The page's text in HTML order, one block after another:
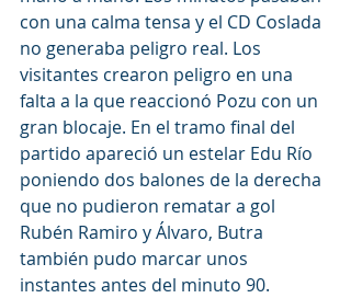
con una calma tensa y el CD Coslada
no generaba peligro real. Los
visitantes crearon peligro en una
falta a la que reaccionó Pozu con un
gran blocaje. En el tramo final del
partido apareció un estelar Edu Río
poniendo dos balones de la derecha
que no pudieron rematar a gol
Rubén Ramiro y Álvaro, Butra
también pudo marcar unos
instantes antes del minuto 90.